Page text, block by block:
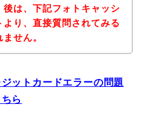
後は、下記フォトキャッシ
より、直接質問されてみる
せん。
ットカードエラーの問題
ら